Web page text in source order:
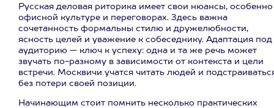
Русская деловая риторика имеет свои нюансы, особенно
офисной культуре и переговорах. Здесь важна
сочетанность формальны стилю и дружелюбности,
ясность целей и уважение к собеседнику. Адаптация под
аудиторию — ключ к успеху: одна и та же речь может
звучать по-разному в зависимости от контекста и цели
встречи. Москвичи учатся читать людей и
без потери своей позиции.
Начинающим стоит помнить несколько практических